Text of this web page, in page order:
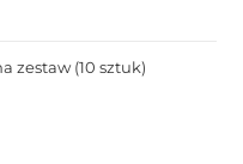
zestaw (10 sztuk)